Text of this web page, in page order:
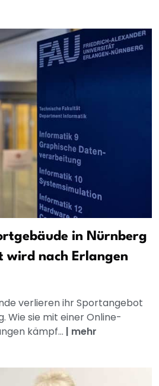
in Nürnberg
wird nach Erlangen
verlieren ihr Sportangebot
Wie sie mit einer Online-
kämpf... | mehr